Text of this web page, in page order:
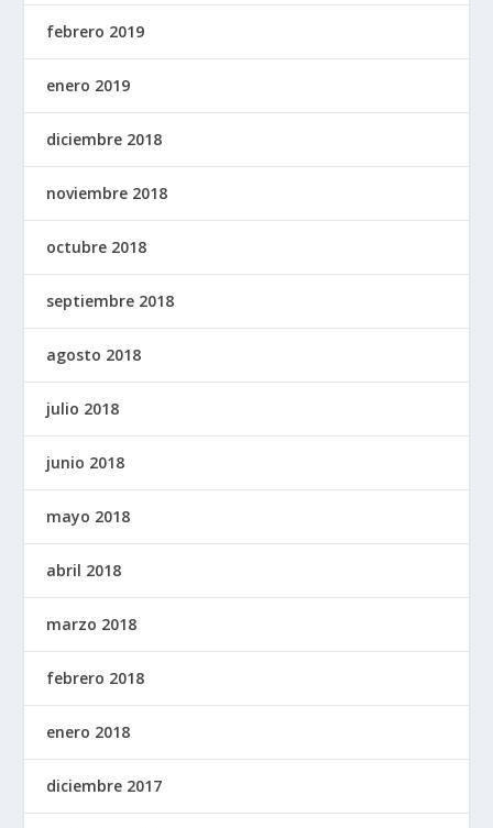
febrero 2019
enero 2019
diciembre 2018
noviembre 2018
octubre 2018
septiembre 2018
agosto 2018
julio 2018
junio 2018
mayo 2018
abril 2018
marzo 2018
febrero 2018
enero 2018
diciembre 2017